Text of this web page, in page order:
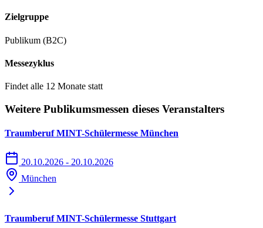
Zielgruppe
Publikum (B2C)
Messezyklus
Findet alle 12 Monate statt
Weitere Publikumsmessen dieses Veranstalters
Traumberuf MINT-Schülermesse München
20.10.2026 - 20.10.2026
München
Traumberuf MINT-Schülermesse Stuttgart